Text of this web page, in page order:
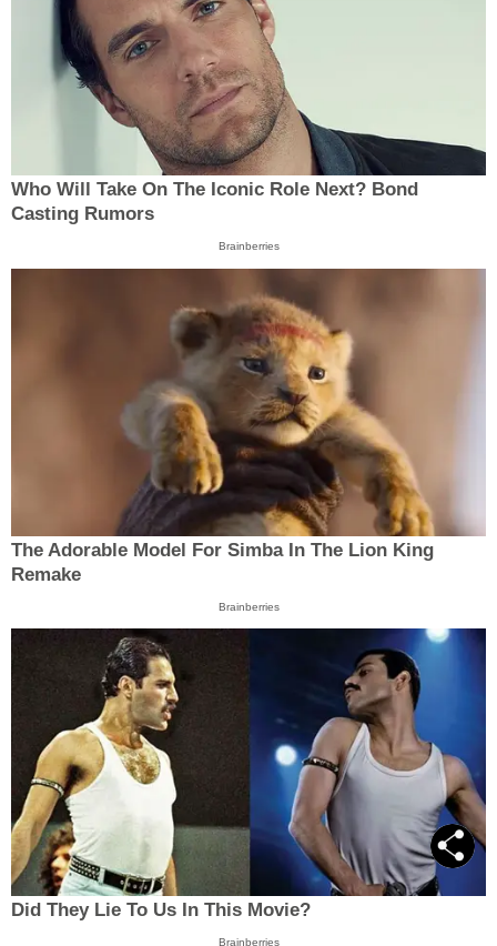
Who Will Take On The Iconic Role Next? Bond
Casting Rumors
Brainberries
The Adorable Model For Simba In The Lion King
Remake
Brainberries
Did They Lie To Us In This Movie?
Brainberries